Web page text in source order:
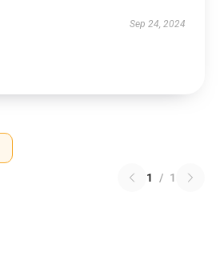
Sep 24, 2024
1 / 1